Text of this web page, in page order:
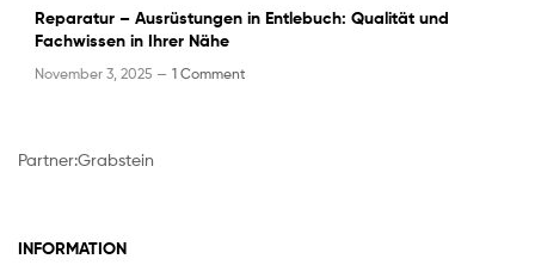
Reparatur – Ausrüstungen in Entlebuch: Qualität und
Fachwissen in Ihrer Nähe
November 3, 2025 — 1 Comment
Partner:Grabstein
INFORMATION